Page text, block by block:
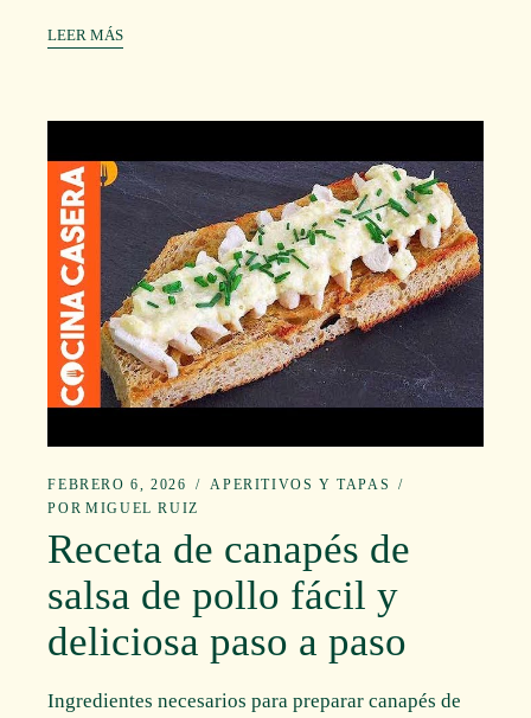
LEER MÁS
FEBRERO 6, 2026
APERITIVOS Y TAPAS
POR MIGUEL RUIZ
Receta de canapés de
salsa de pollo fácil y
deliciosa paso a paso
Ingredientes necesarios para preparar canapés de